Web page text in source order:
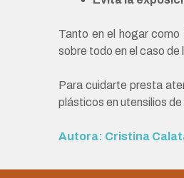
Tanto en el hogar
sobre todo en el caso de
Para cuidarte presta
plásticos en utensilios
Autora: Cristina